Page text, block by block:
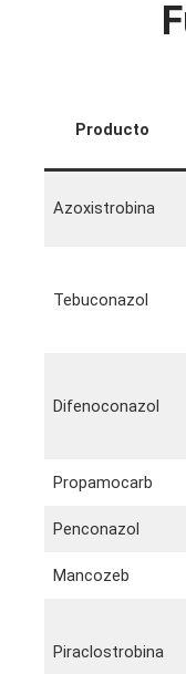
Producto
Azoxistrobina
Tebuconazol
Difenoconazol
Propamocarb
Penconazol
Mancozeb
Piraclostrobina